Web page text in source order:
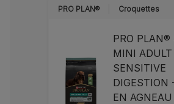
PRO PLAN® Croquettes
PRO PLAN®
MINI ADULT
SENSITIVE
DIGESTION
EN AGNEAU